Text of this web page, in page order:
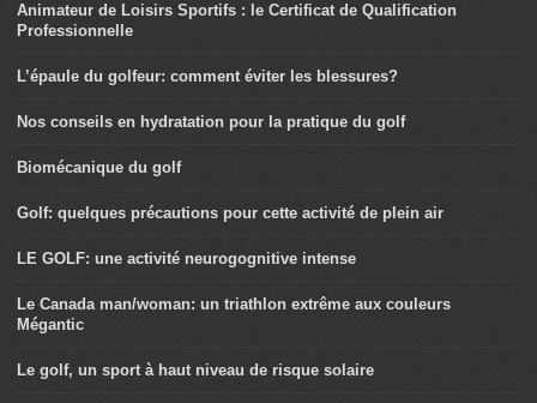
Animateur de Loisirs Sportifs : le Certificat de Qualification
Professionnelle
L’épaule du golfeur: comment éviter les blessures?
Nos conseils en hydratation pour la pratique du golf
Biomécanique du golf
Golf: quelques précautions pour cette activité de plein air
LE GOLF: une activité neurogognitive intense
Le Canada man/woman: un triathlon extrême aux couleurs
Mégantic
Le golf, un sport à haut niveau de risque solaire